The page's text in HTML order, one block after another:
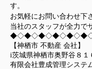
す。
お気軽にお問い合わせ下
当社のスタッフが全力で
【神栖市 不動産 会社】
i茨城県神栖市奥野谷８１
有限会社豊成管理システ